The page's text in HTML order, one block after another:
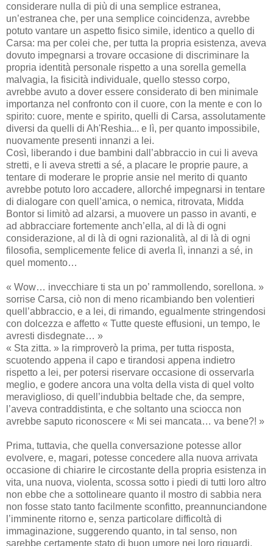
considerare nulla di più di una semplice estranea,
un’estranea che, per una semplice coincidenza, avrebbe
potuto vantare un aspetto fisico simile, identico a quello di
Carsa: ma per colei che, per tutta la propria esistenza, aveva
dovuto impegnarsi a trovare occasione di discriminare la
propria identità personale rispetto a una sorella gemella
malvagia, la fisicità individuale, quello stesso corpo,
avrebbe avuto a dover essere considerato di ben minimale
importanza nel confronto con il cuore, con la mente e con lo
spirito: cuore, mente e spirito, quelli di Carsa, assolutamente
diversi da quelli di Ah'Reshia... e lì, per quanto impossibile,
nuovamente presenti innanzi a lei.
Così, liberando i due bambini dall’abbraccio in cui li aveva
stretti, e li aveva stretti a sé, a placare le proprie paure, a
tentare di moderare le proprie ansie nel merito di quanto
avrebbe potuto loro accadere, allorché impegnarsi in tentare
di dialogare con quell’amica, o nemica, ritrovata, Midda
Bontor si limitò ad alzarsi, a muovere un passo in avanti, e
ad abbracciare fortemente anch’ella, al di là di ogni
considerazione, al di là di ogni razionalità, al di là di ogni
filosofia, semplicemente felice di averla lì, innanzi a sé, in
quel momento…
« Wow… invecchiare ti sta un po’ rammollendo, sorellona. »
sorrise Carsa, ciò non di meno ricambiando ben volentieri
quell’abbraccio, e a lei, di rimando, egualmente stringendosi
con dolcezza e affetto « Tutte queste effusioni, un tempo, le
avresti disdegnate… »
« Sta zitta. » la rimproverò la prima, per tutta risposta,
scuotendo appena il capo e tirandosi appena indietro
rispetto a lei, per potersi riservare occasione di osservarla
meglio, e godere ancora una volta della vista di quel volto
meraviglioso, di quell’indubbia beltade che, da sempre,
l’aveva contraddistinta, e che soltanto una sciocca non
avrebbe saputo riconoscere « Mi sei mancata… va bene?! »
Prima, tuttavia, che quella conversazione potesse allor
evolvere, e, magari, potesse concedere alla nuova arrivata
occasione di chiarire le circostante della propria esistenza in
vita, una nuova, violenta, scossa sotto i piedi di tutti loro altro
non ebbe che a sottolineare quanto il mostro di sabbia nera
non fosse stato tanto facilmente sconfitto, preannunciandone
l’imminente ritorno e, senza particolare difficoltà di
immaginazione, suggerendo quanto, in tal senso, non
sarebbe certamente stato di buon umore nei loro riguardi,